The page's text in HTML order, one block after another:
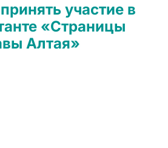
участие в
«Страницы
Алтая»